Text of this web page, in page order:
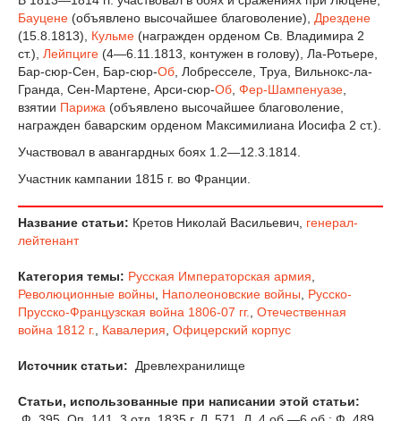
Бауцене (объявлено высочайшее благоволение), Дрездене
(15.8.1813), Кульме (награжден орденом Св. Владимира 2
ст.), Лейпциге (4—6.11.1813, контужен в голову), Ла-Ротьере,
Бар-сюр-Сен, Бар-сюр-Об, Лобресселе, Труа, Вильнокс-ла-
Гранда, Сен-Мартене, Арси-сюр-Об, Фер-Шампенуазе,
взятии Парижа (объявлено высочайшее благоволение,
награжден баварским орденом Максимилиана Иосифа 2 ст.).
Участвовал в авангардных боях 1.2—12.3.1814.
Участник кампании 1815 г. во Франции.
Название статьи: Кретов Николай Васильевич, генерал-
лейтенант
Категория темы: Русская Императорская армия
Революционные войны
Наполеоновские войны
Русско-
Прусско-Французская война 1806-07 гг.
Отечественная
война 1812 г.
Кавалерия Офицерский корпус
Источник статьи: Древлехранилище
Статьи, использованные при написании этой статьи: